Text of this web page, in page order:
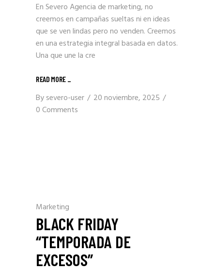
En Severo Agencia de marketing, no
creemos en campañas sueltas ni en ideas
que se ven lindas pero no venden. Creemos
en una estrategia integral basada en datos.
Una que une la cre
READ MORE _
Bysevero-user
20 noviembre, 2025
0 Comments
Marketing
BLACK FRIDAY
“TEMPORADA DE
EXCESOS”